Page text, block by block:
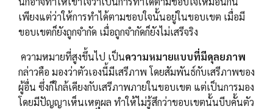
เพียงแต่ว่าให้การทำได้ตามชอบใจนั้นอยู่ในขอบเขต เมื่อมี
ขอบเขตก็ยังถูกจำกัด เมื่อถูกจำกัดก็ยังไม่เสรีจริง
ความหมายที่สูงขึ้นไป เป็นความหมายแบบที่มีดุลยภาพ
กล่าวคือ มองว่าตัวเองนี้มีเสรีภาพ โดยสัมพันธ์กับเสรีภาพของ
ผู้อื่น ซึ่งก็ใกล้เคียงกับเสรีภาพภายในขอบเขต แต่เป็นการมอง
โดยมีปัญญาเห็นเหตุผล ทำให้ไม่รู้สึกว่าขอบเขตนั้นบีบคั้นตัว